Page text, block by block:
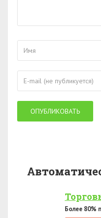
Более 80%